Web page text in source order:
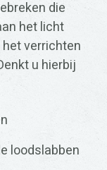
die
het licht
verrichten
u hierbij
loodslabben